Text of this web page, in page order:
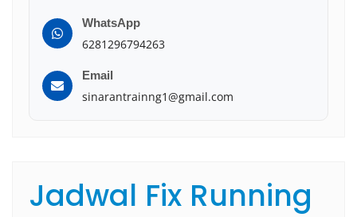
WhatsApp
6281296794263
Email
sinarantrainng1@gmail.com
Jadwal Fix Running